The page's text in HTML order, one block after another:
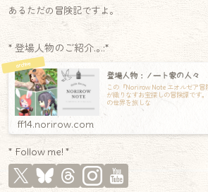
あるただの冒険記ですよ。
* 登場人物のご紹介.｡.:*
登場人物：ノート家の人々
この『Norirow Note エオルゼア
が織りなすお宝探しの冒険譚です
の世界を旅しな
ff14.norirow.com
* Follow me! *